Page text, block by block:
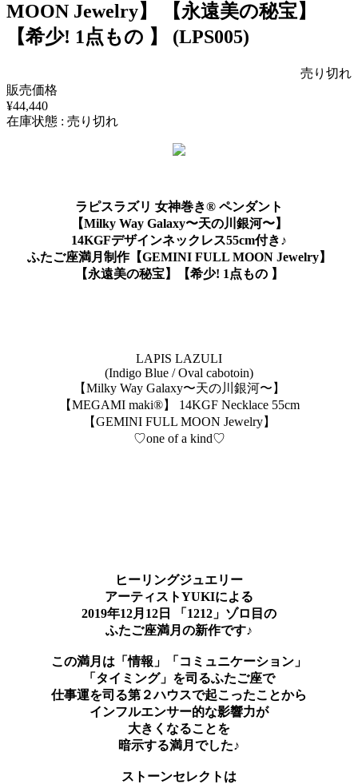
MOON Jewelry】 【永遠美の秘宝】
【希少! 1点もの 】 (LPS005)
売り切れ
販売価格
¥44,440
在庫状態 : 売り切れ
ラピスラズリ 女神巻き® ペンダント
【Milky Way Galaxy〜天の川銀河〜】
14KGFデザインネックレス55cm付き♪
ふたご座満月制作【GEMINI FULL MOON Jewelry】
【永遠美の秘宝】【希少! 1点もの 】
LAPIS LAZULI
(Indigo Blue / Oval cabotoin)
【Milky Way Galaxy〜天の川銀河〜】
【MEGAMI maki®︎】 14KGF Necklace 55cm
【GEMINI FULL MOON Jewelry】
♡one of a kind♡
ヒーリングジュエリー
アーティストYUKIによる
2019年12月12日 「1212」ゾロ目の
ふたご座満月の新作です♪
この満月は「情報」「コミュニケーション」
「タイミング」を司るふたご座で
仕事運を司る第２ハウスで起こったことから
インフルエンサー的な影響力が
大きくなることを
暗示する満月でした♪
ストーンセレクトは